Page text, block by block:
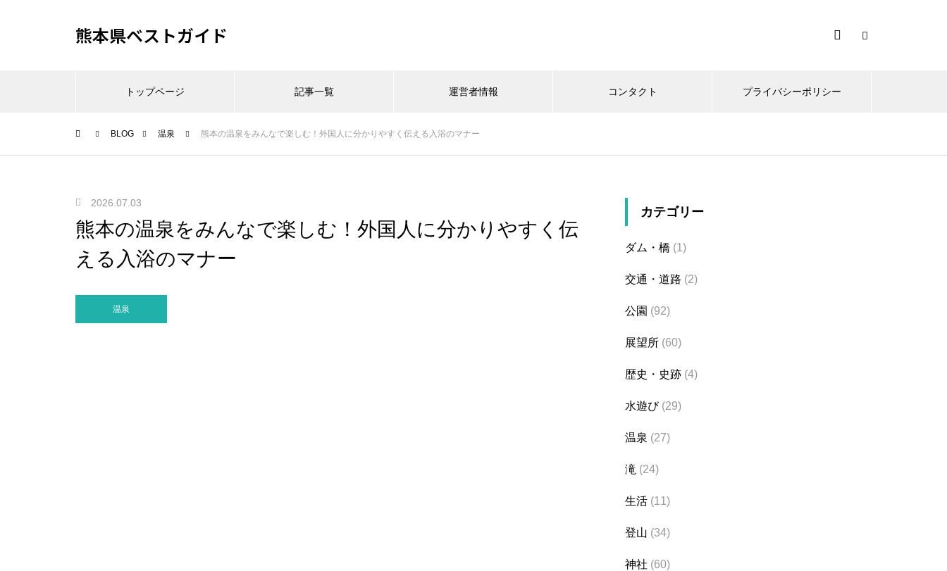
熊本県ベストガイド
トップページ 記事一覧 運営者情報 コンタクト プライバシーポリシー
BLOG 温泉 熊本の温泉をみんなで楽しむ！外国人に分かりやすく伝える入浴のマナー
2026.07.03
熊本の温泉をみんなで楽しむ！外国人に分かりやすく伝
える入浴のマナー
温泉
カテゴリー
ダム・橋 (1)
交通・道路 (2)
公園 (92)
展望所 (60)
歴史・史跡 (4)
水遊び(29)
温泉 (27)
滝 (24)
生活 (11)
登山 (34)
神社 (60)